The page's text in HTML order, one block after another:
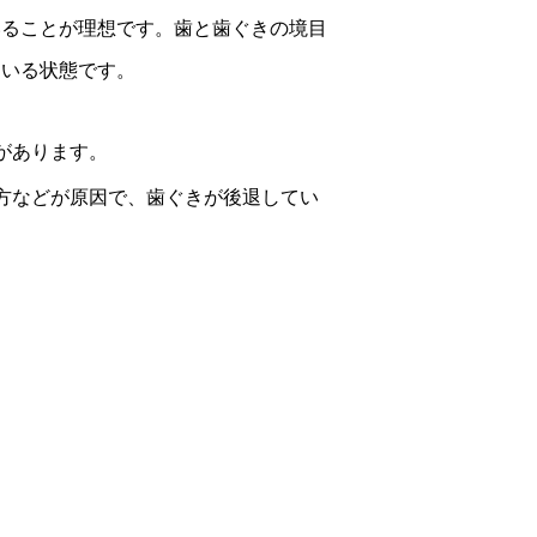
ことが理想です。歯と歯ぐきの境目
る状態です。
ります。
どが原因で、歯ぐきが後退してい